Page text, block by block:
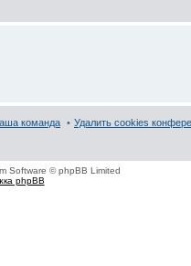
Удалить cookies
команда
Software © phpBB Limited
phpBB